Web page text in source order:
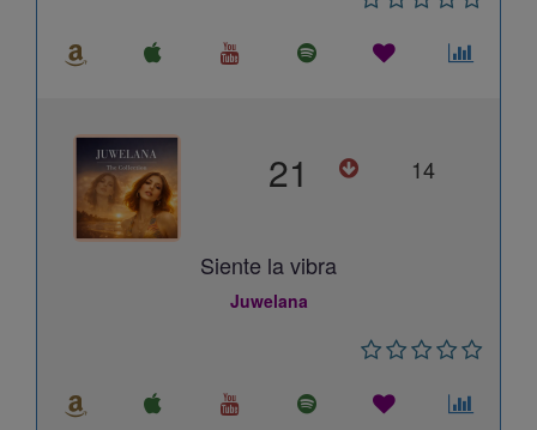
21 14
Siente la vibra
Juwelana